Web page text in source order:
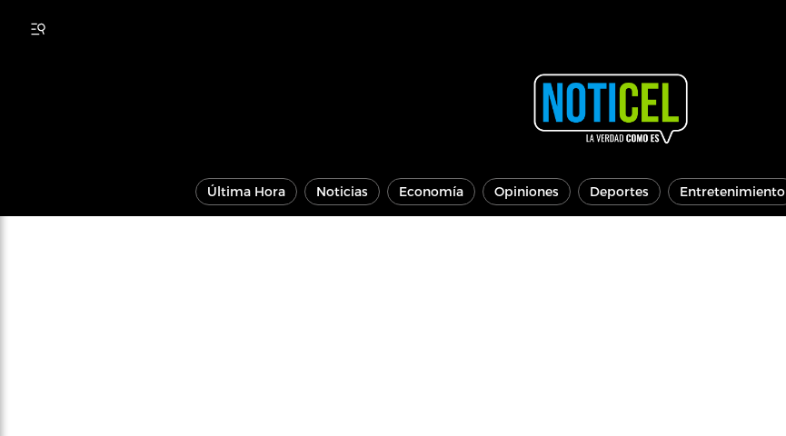
Última Hora Noticias Economía Opiniones Deportes Entretenimiento